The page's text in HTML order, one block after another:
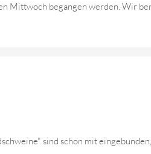
Mittwoch begangen werden. Wir
sind schon mit